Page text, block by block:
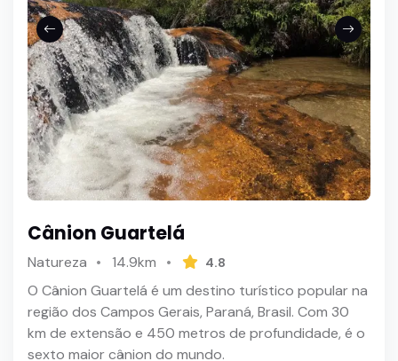
Cânion Guartelá
Natureza 14.9km 4.8
O Cânion Guartelá é um destino turístico popular na
região dos Campos Gerais, Paraná, Brasil. Com 30
km de extensão e 450 metros de profundidade, é o
sexto maior cânion do mundo.